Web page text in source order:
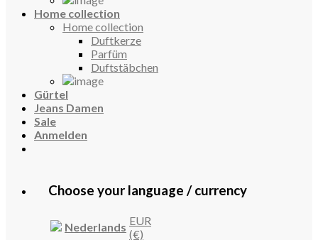
Home collection
Home collection
Duftkerze
Parfüm
Duftstäbchen
Gürtel
Jeans Damen
Sale
Anmelden
Choose your language / currency
Nederlands EUR
(€)